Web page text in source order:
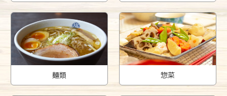
麺類 惣菜